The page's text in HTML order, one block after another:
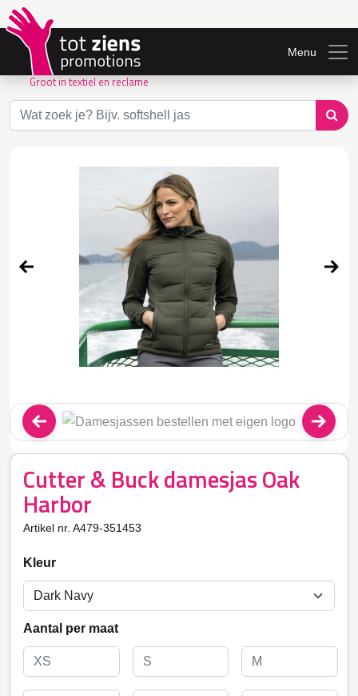
Groot in textiel en reclame
Menu
Cutter & Buck damesjas Oak
Harbor
Artikel nr. A479-351453
Kleur
Aantal per maat